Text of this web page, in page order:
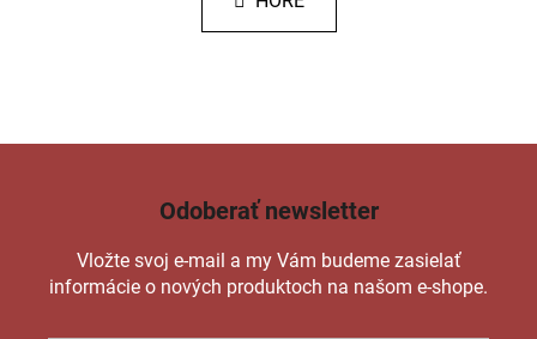
á
d
e
v
k
y
v
Odoberať newsletter
Vložte svoj e-mail a my Vám budeme zasielať
informácie o nových produktoch na našom e-shope.